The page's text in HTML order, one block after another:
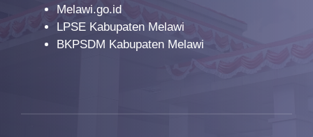
Melawi.go.id
LPSE Kabupaten Melawi
BKPSDM Kabupaten Melawi